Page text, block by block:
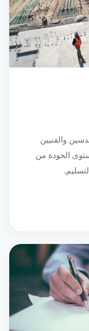
والفنيين
الجودة من